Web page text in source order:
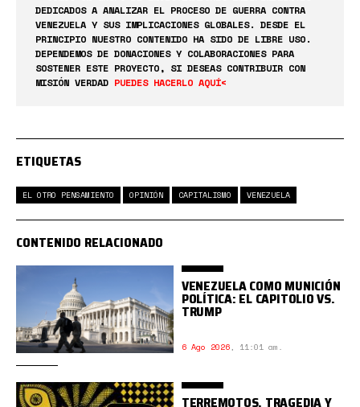
DEDICADOS A ANALIZAR EL PROCESO DE GUERRA CONTRA
VENEZUELA Y SUS IMPLICACIONES GLOBALES. DESDE EL
PRINCIPIO NUESTRO CONTENIDO HA SIDO DE LIBRE USO.
DEPENDEMOS DE DONACIONES Y COLABORACIONES PARA
SOSTENER ESTE PROYECTO, SI DESEAS CONTRIBUIR CON
MISIÓN VERDAD PUEDES HACERLO AQUÍ<
ETIQUETAS
EL OTRO PENSAMIENTO OPINIÓN CAPITALISMO VENEZUELA
CONTENIDO RELACIONADO
VENEZUELA COMO MUNICIÓN
POLÍTICA: EL CAPITOLIO VS.
TRUMP
6 Ago 2026, 11:01 am.
TERREMOTOS, TRAGEDIA Y